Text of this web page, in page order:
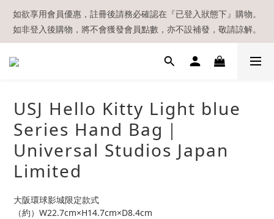
【現貨區】內款式均為在港現貨，現貨區以外的所有貨品都需要訂
貨喔！
如欲享用會員優惠，註冊後請務必確認在『已登入狀態下』購物。
如非登入後購物，將不會獲發會員點數，亦不設補發，敬請諒解。
溫馨提示：所有順豐快遞／本地及國際郵遞寄出後，本店只會以電
【現貨區】內款式均為在港現貨，現貨區以外的所有貨品都需要訂
貨喔！
USJ Hello Kitty Light blue
Series Hand Bag｜
Universal Studios Japan
Limited
大阪環球影城限定款式
（約）W22.7cm×H14.7cm×D8.4cm